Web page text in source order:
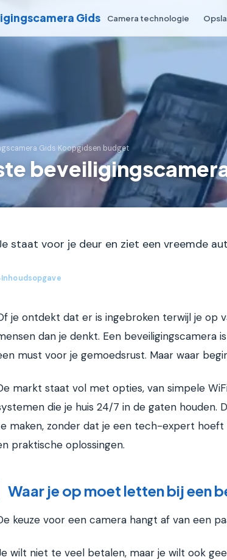
Gids Camera technologie
Gids›Koopgidsen budget
staat voor je deur en ziet een vreemde
Inhoudsopgave
je ontdekt dat er is ingebroken terwijl je op
dan je denkt. Een beveiligingscamera
must voor je gemoedsrust. Maar waar
markt staat vol met opties, van simpele
die je huis 24/7 in de gaten houden.
maken, zonder dat je een tech-expert hoeft
praktische oplossingen.
Waar je op moet letten bij een
keuze voor een camera hangt af van een
wilt niet te veel betalen, maar je wilt ook